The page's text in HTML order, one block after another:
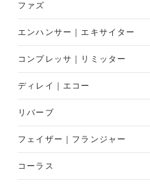
ファズ
エンハンサー｜エキサイター
コンプレッサ｜リミッター
ディレイ｜エコー
リバーブ
フェイザー｜フランジャー
コーラス